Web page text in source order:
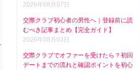
2026年08月07日
交際クラブ初心者の男性へ｜登録前に読
むべき記事まとめ【完全ガイド】
2026年08月03日
交際クラブでオファーを受けたら？初回
デートまでの流れと確認ポイントを初心